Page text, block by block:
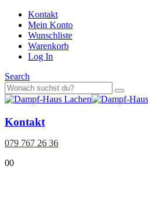
Kontakt
Mein Konto
Wunschliste
Warenkorb
Log In
Search
Kontakt
079 767 26 36
00